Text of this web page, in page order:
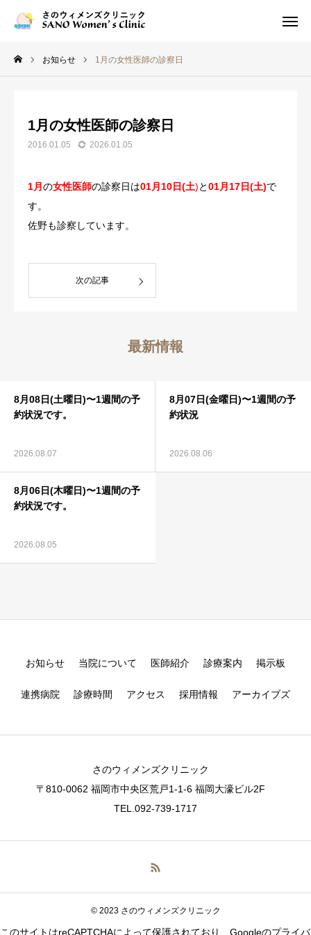
お知らせ 1月の女性医師の診察日
1月の女性医師の診察日
2016.01.05 2026.01.05
1月 の女性医師の診察日は01月10日(土)と01月17日(土)で
す。
佐野も診察しています。
次の記事
最新情報
8月08日(土曜日)〜1週間の予
約状況です。
2026.08.07
8月07日(金曜日)〜1週間の予
約状況
2026.08.06
8月06日(木曜日)〜1週間の予
約状況です。
2026.08.05
お知らせ 当院について 医師紹介 診療案内 掲示板
連携病院 診療時間 アクセス 採用情報 アーカイブズ
さのウィメンズクリニック
〒810-0062 福岡市中央区荒戸1-1-6 福岡大濠ビル2F
TEL.092-739-1717
© 2023 さのウィメンズクリニック
診療時間
医師紹介
診療時間
採用情報
アーカイブズ
CALL MAP
このサイトはreCAPTCHAによって保護されており、Googleのプライバ